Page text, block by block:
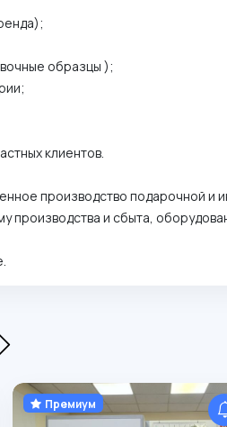
образцы );⁣⁣⠀
клиентов.⁣⁣⠀
производство подарочной и
производства и сбыта,
Премиум